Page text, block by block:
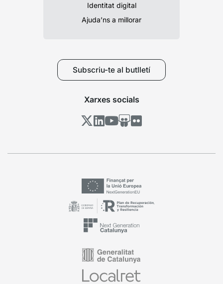
Identitat digital
Ajuda’ns a millorar
Subscriu-te al butlletí
Xarxes socials